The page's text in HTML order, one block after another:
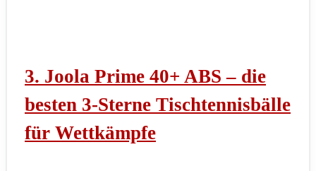
3. Joola Prime 40+ ABS – die
besten 3-Sterne Tischtennisbälle
für Wettkämpfe